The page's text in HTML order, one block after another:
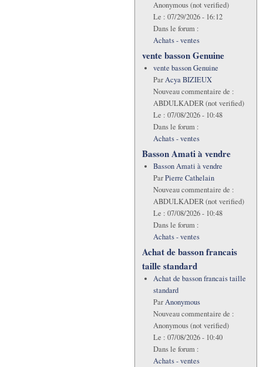
Anonymous (not verified)
Le : 07/29/2026 - 16:12
Dans le forum :
Achats - ventes
vente basson Genuine
vente basson Genuine
ParAcya BIZIEUX
Nouveau commentaire de :
ABDULKADER (not verified)
Le : 07/08/2026 - 10:48
Dans le forum :
Achats - ventes
Basson Amati à vendre
Basson Amati à vendre
ParPierre Cathelain
Nouveau commentaire de :
ABDULKADER (not verified)
Le : 07/08/2026 - 10:48
Dans le forum :
Achats - ventes
Achat de basson francais
taille standard
Achat de basson francais taille
standard
ParAnonymous
Nouveau commentaire de :
Anonymous (not verified)
Le : 07/08/2026 - 10:40
Dans le forum :
Achats - ventes